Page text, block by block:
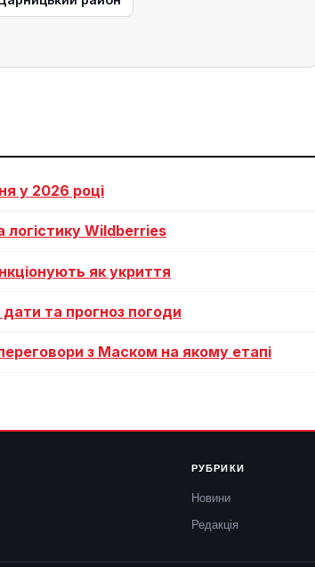
у 2026 році
логістику Wildberries
як укриття
дати та прогноз погоди
з Маском на якому етапі
РУБРИКИ
Новини
Редакція